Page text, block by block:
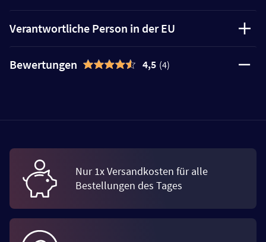
Verantwortliche Person in der EU
Bewertungen 4,5 (4)
Nur 1x Versandkosten für alle
Bestellungen des Tages